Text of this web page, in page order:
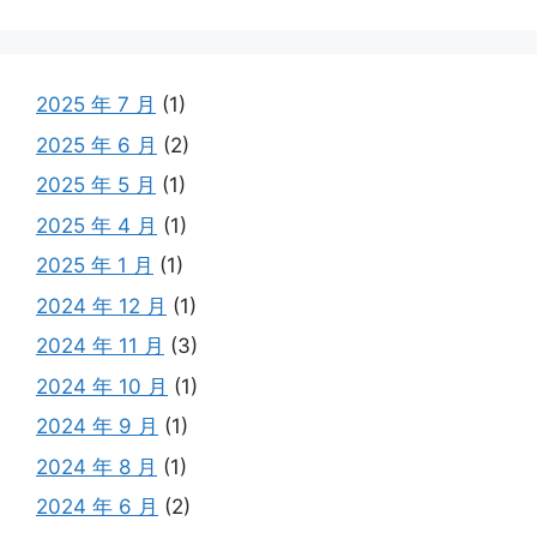
2025 年 7 月 (1)
2025 年 6 月 (2)
2025 年 5 月 (1)
2025 年 4 月 (1)
2025 年 1 月 (1)
2024 年 12 月 (1)
2024 年 11 月 (3)
2024 年 10 月 (1)
2024 年 9 月 (1)
2024 年 8 月 (1)
2024 年 6 月 (2)